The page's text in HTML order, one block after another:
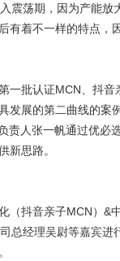
震荡期，因为产能
有着不一样的特点
一批认证MCN、抖
发展的第二曲线的
责人张一帆通过优必
新思路。
（抖音亲子MCN）
总经理吴尉等嘉宾